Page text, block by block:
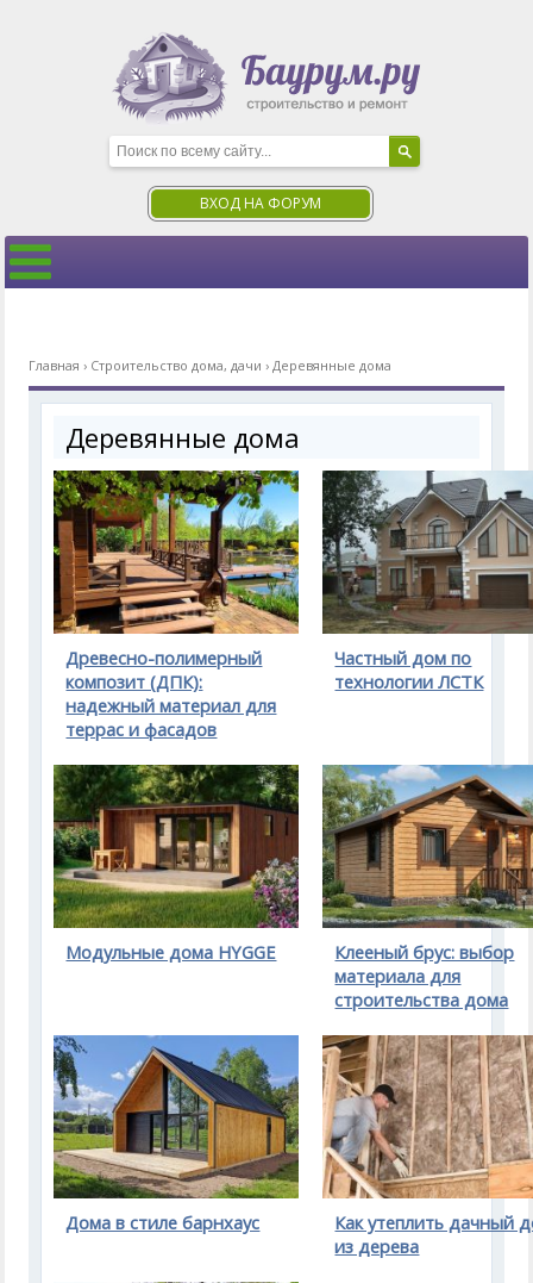
ВХОД НА ФОРУМ
Главная › Строительство дома, дачи ›Деревянные дома
Деревянные дома
Древесно-полимерный
композит (ДПК):
надежный материал для
террас и фасадов
Частный дом по
технологии ЛСТК
Модульные дома HYGGE
Клееный брус: выбор
материала для
строительства дома
Дома в стиле барнхаус
Как утеплить дачный
из дерева